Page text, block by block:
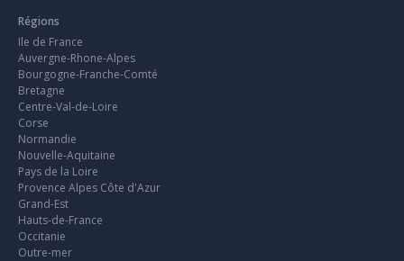
Régions
Ile de France
Auvergne-Rhone-Alpes
Bourgogne-Franche-Comté
Bretagne
Centre-Val-de-Loire
Corse
Normandie
Nouvelle-Aquitaine
Pays de la Loire
Provence Alpes Côte d'Azur
Grand-Est
Hauts-de-France
Occitanie
Outre-mer